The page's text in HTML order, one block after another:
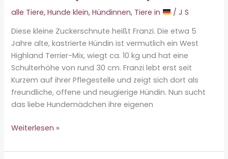
alle Tiere,Hunde klein,Hündinnen, Tiere in /J S
Diese kleine Zuckerschnute heißt Franzi. Die etwa 5
Jahre alte, kastrierte Hündin ist vermutlich ein West
Highland Terrier-Mix, wiegt ca. 10 kg und hat eine
Schulterhöhe von rund 30 cm. Franzi lebt erst seit
Kurzem auf ihrer Pflegestelle und zeigt sich dort als
freundliche, offene und neugierige Hündin. Nun sucht
das liebe Hundemädchen ihre eigenen
Franzi
♀
Weiterlesen »